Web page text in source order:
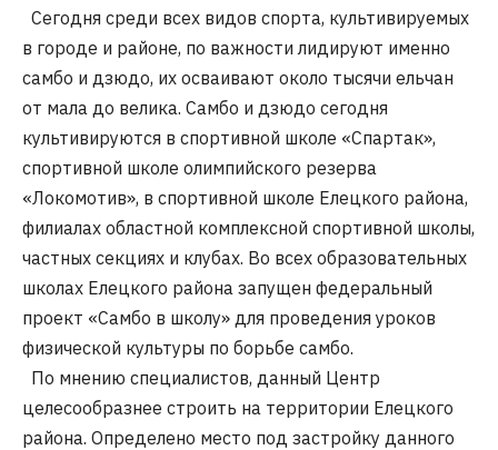
Сегодня среди всех видов спорта, культивируемых
в городе и районе, по важности лидируют именно
самбо и дзюдо, их осваивают около тысячи ельчан
от мала до велика. Самбо и дзюдо сегодня
культивируются в спортивной школе «Спартак»,
спортивной школе олимпийского резерва
«Локомотив», в спортивной школе Елецкого района,
филиалах областной комплексной спортивной школы,
частных секциях и клубах. Во всех образовательных
школах Елецкого района запущен федеральный
проект «Самбо в школу» для проведения уроков
физической культуры по борьбе самбо.
По мнению специалистов, данный Центр
целесообразнее строить на территории Елецкого
района. Определено место под застройку данного